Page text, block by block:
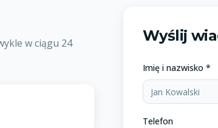
w ciągu 24
Wyślij
Imię i nazwisko *
Telefon